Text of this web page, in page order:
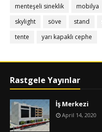
menteşeli sineklik
mobilya
skylight
söve stand
tente
yarı kapaklı cephe
Rastgele Yayınlar
İş Merkezi
April 14, 2020